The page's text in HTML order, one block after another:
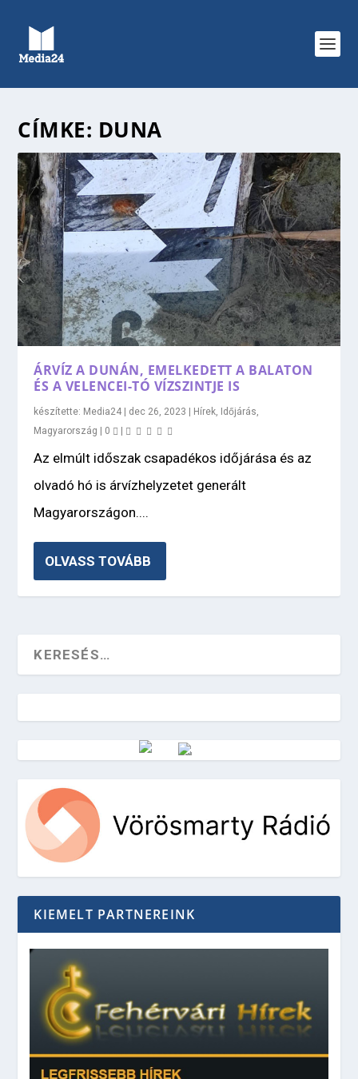
CÍMKE: DUNA
ÁRVÍZ A DUNÁN, EMELKEDETT A BALATON
ÉS A VELENCEI-TÓ VÍZSZINTJE IS
készítette: Media24 | dec 26, 2023 | Hírek Időjárás
Magyarország | 0 |
Az elmúlt időszak csapadékos időjárása és az
olvadó hó is árvízhelyzetet generált
Magyarországon....
OLVASS TOVÁBB
Vörösmarty Rádió
KIEMELT PARTNEREINK